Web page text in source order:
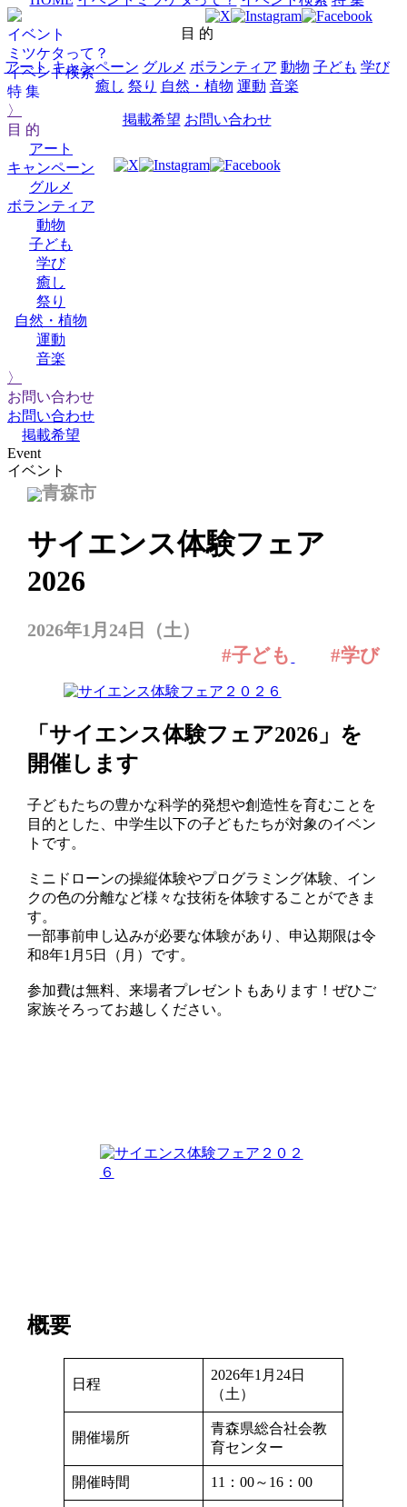
イベント
ミツケタって？
イベント検索
特 集
〉
目 的
アート
キャンペーン
グルメ
ボランティア
動物
子ども
学び
癒し
祭り
自然・植物
運動
音楽
〉
お問い合わせ
お問い合わせ
掲載希望
目 的
アート キャンペーン グルメ ボランティア 動物 子ども 学び
癒し 祭り 自然・植物 運動 音楽
掲載希望 お問い合わせ
Event
イベント
青森市
サイエンス体験フェア
2026
2026年1月24日（土）
#子ども #学び
「サイエンス体験フェア2026」を
開催します
子どもたちの豊かな科学的発想や創造性を育むことを
目的とした、中学生以下の子どもたちが対象のイベン
トです。
ミニドローンの操縦体験やプログラミング体験、イン
クの色の分離など様々な技術を体験することができま
す。
一部事前申し込みが必要な体験があり、申込期限は令
和8年1月5日（月）です。
参加費は無料、来場者プレゼントもあります！ぜひご
家族そろってお越しください。
概要
日程
2026年1月24日
（土）
開催場所
青森県総合社会教
育センター
開催時間 11：00～16：00